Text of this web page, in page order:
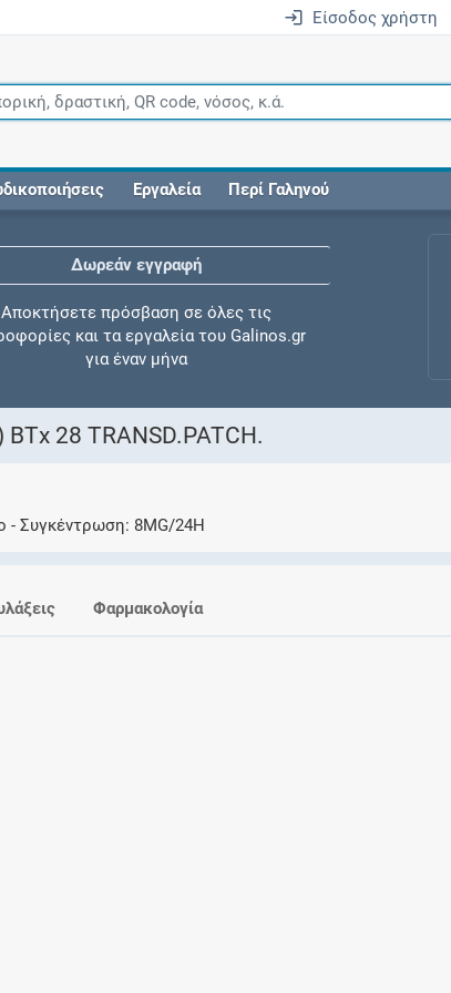
Είσοδος χρήστη
Εργαλεία Περί Γαληνού
Δωρεάν εγγραφή
Αποκτήσετε πρόσβαση σε όλες τις
και τα εργαλεία του Galinos.gr
για έναν μήνα
την αγωγή σας για αντενδείξεις και
28 TRANSD.PATCH.
Συγκέντρωση 8MG/24H
Φαρμακολογία